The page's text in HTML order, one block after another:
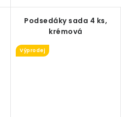
Podsedáky sada 4 ks,
krémová
Výprodej